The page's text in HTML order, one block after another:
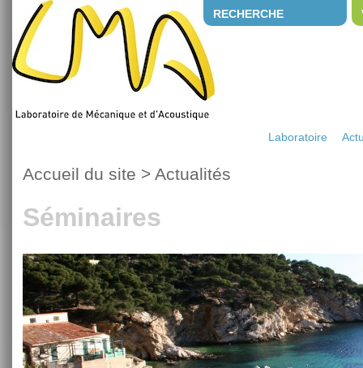
RECHERCHE
Laboratoire
Accueil du site > Actualités
Séminaires